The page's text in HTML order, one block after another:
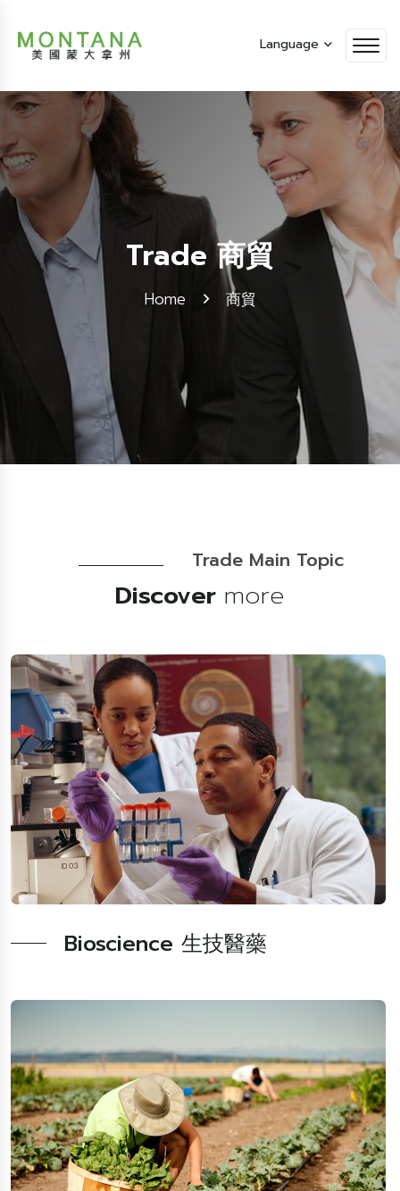
Language
Trade 商貿
Home 商貿
Trade Main Topic
Discover more
Bioscience 生技醫藥